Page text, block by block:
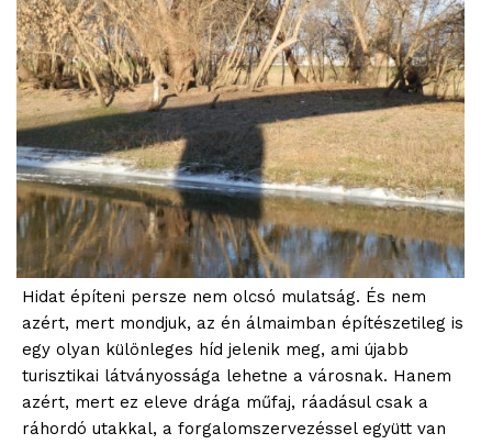
Hidat építeni persze nem olcsó mulatság. És nem
azért, mert mondjuk, az én álmaimban építészetileg is
egy olyan különleges híd jelenik meg, ami újabb
turisztikai látványossága lehetne a városnak. Hanem
azért, mert ez eleve drága műfaj, ráadásul csak a
ráhordó utakkal, a forgalomszervezéssel együtt van